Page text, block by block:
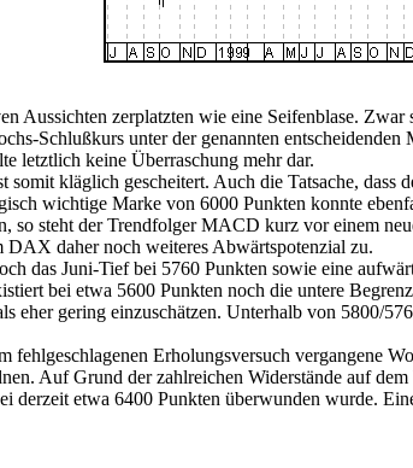
Aussichten zerplatzten wie eine Seifenblase.
Schlußkurs unter der genannten
letztlich keine Überraschung mehr dar.
kläglich gescheitert. Auch die Tatsache,
wichtige Marke von 6000 Punkten konnte
so steht der Trendfolger MACD kurz vor einem
daher noch weiteres Abwärtspotenzial zu.
das Juni-Tief bei 5760 Punkten sowie eine
bei etwa 5600 Punkten noch die untere
eher gering einzuschätzen. Unterhalb von 5800/
Erholungsversuch vergangene
Auf Grund der zahlreichen Widerstände auf
derzeit etwa 6400 Punkten überwunden wurde.